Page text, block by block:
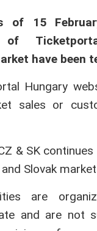
of 15
of
have been
Hungary
sales or
& SK
Slovak
are
and are not